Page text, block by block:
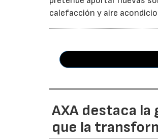
calefacción y aire
AXA destaca
que la